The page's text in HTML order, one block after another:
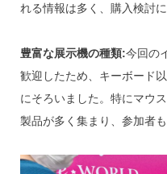
れる情報は多く、購入検討
豊富な展示機の種類:今回の
歓迎したため、キーボード
にそろいました。特にマウ
製品が多く集まり、参加者